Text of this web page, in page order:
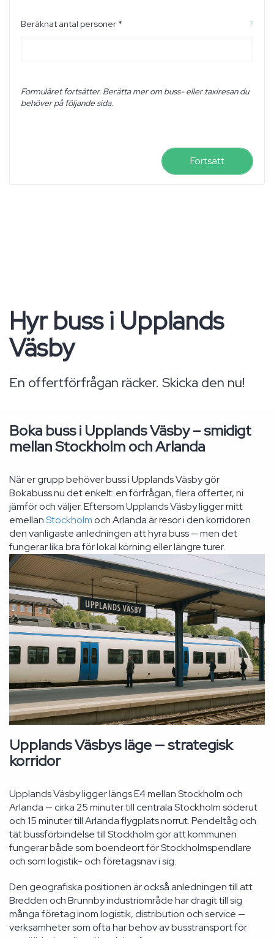
Beräknat antal personer * ?
Formuläret fortsätter. Berätta mer om buss- eller taxiresan du
behöver på följande sida.
Fortsätt
Hyr buss i Upplands
Väsby
En offertförfrågan räcker. Skicka den nu!
Boka buss i Upplands Väsby – smidigt
mellan Stockholm och Arlanda
När er grupp behöver buss i Upplands Väsby gör
Bokabuss.nu det enkelt: en förfrågan, flera offerter, ni
jämför och väljer. Eftersom Upplands Väsby ligger mitt
emellanStockholmoch Arlanda är resor i den korridoren
den vanligaste anledningen att hyra buss — men det
fungerar lika bra för lokal körning eller längre turer.
Upplands Väsbys läge — strategisk
korridor
Upplands Väsby ligger längs E4 mellan Stockholm och
Arlanda — cirka 25 minuter till centrala Stockholm söderut
och 15 minuter till Arlanda flygplats norrut. Pendeltåg och
tät bussförbindelse till Stockholm gör att kommunen
fungerar både som boendeort för Stockholmspendlare
och som logistik- och företagsnav i sig.
Den geografiska positionen är också anledningen till att
Bredden och Brunnby industriområde har dragit till sig
många företag inom logistik, distribution och service —
verksamheter som ofta har behov av busstransport för